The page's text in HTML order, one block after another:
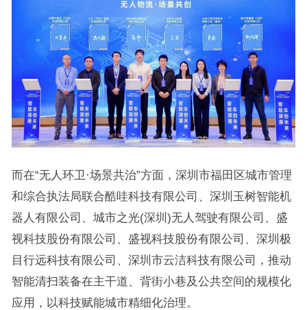
而在“无人环卫·场景共治”方面，深圳市福田区城市管理
和综合执法局联合酷哇科技有限公司、深圳玉树智能机
器人有限公司、城市之光(深圳)无人驾驶有限公司、盛
视科技股份有限公司、盛视科技股份有限公司、深圳极
目行远科技有限公司、深圳市云洁科技有限公司，推动
智能清扫装备在主干道、背街小巷及公共空间的规模化
应用，以科技赋能城市精细化治理。